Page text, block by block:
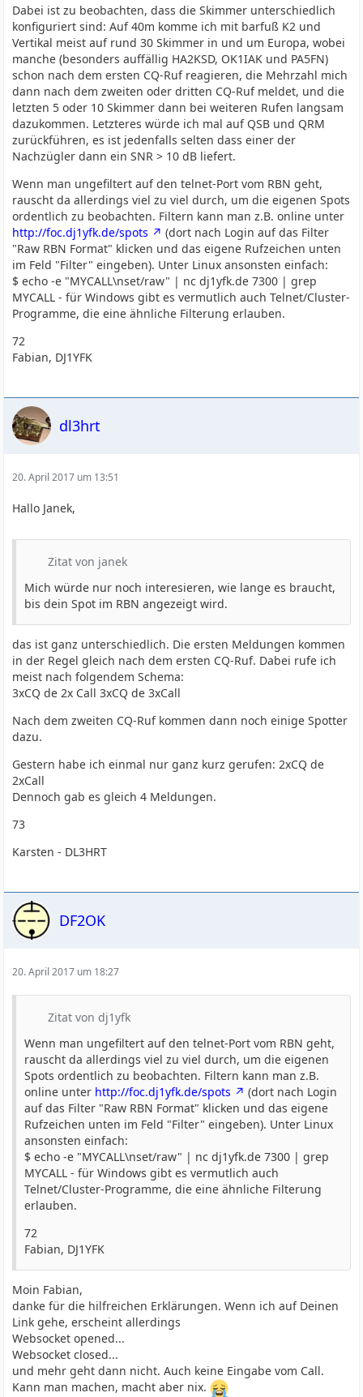
Dabei ist zu beobachten, dass die Skimmer unterschiedlich
konfiguriert sind: Auf 40m komme ich mit barfuß K2 und
Vertikal meist auf rund 30 Skimmer in und um Europa, wobei
manche (besonders auffällig HA2KSD, OK1IAK und PA5FN)
schon nach dem ersten CQ-Ruf reagieren, die Mehrzahl mich
dann nach dem zweiten oder dritten CQ-Ruf meldet, und die
letzten 5 oder 10 Skimmer dann bei weiteren Rufen langsam
dazukommen. Letzteres würde ich mal auf QSB und QRM
zurückführen, es ist jedenfalls selten dass einer der
Nachzügler dann ein SNR > 10 dB liefert.
Wenn man ungefiltert auf den telnet-Port vom RBN geht,
rauscht da allerdings viel zu viel durch, um die eigenen Spots
ordentlich zu beobachten. Filtern kann man z.B. online unter
http://foc.dj1yfk.de/spots
(dort nach Login auf das Filter
"Raw RBN Format" klicken und das eigene Rufzeichen unten
im Feld "Filter" eingeben). Unter Linux ansonsten einfach:
$ echo -e "MYCALL\nset/raw" | nc dj1yfk.de 7300 | grep
MYCALL - für Windows gibt es vermutlich auch Telnet/Cluster-
Programme, die eine ähnliche Filterung erlauben.
72
Fabian, DJ1YFK
dl3hrt
20. April 2017 um 13:51
Hallo Janek,
Zitat von janek
Mich würde nur noch interesieren, wie lange es braucht,
bis dein Spot im RBN angezeigt wird.
das ist ganz unterschiedlich. Die ersten Meldungen kommen
in der Regel gleich nach dem ersten CQ-Ruf. Dabei rufe ich
meist nach folgendem Schema:
3xCQ de 2x Call 3xCQ de 3xCall
Nach dem zweiten CQ-Ruf kommen dann noch einige Spotter
dazu.
Gestern habe ich einmal nur ganz kurz gerufen: 2xCQ de
2xCall
Dennoch gab es gleich 4 Meldungen.
73
Karsten - DL3HRT
DF2OK
20. April 2017 um 18:27
Zitat von dj1yfk
Wenn man ungefiltert auf den telnet-Port vom RBN geht,
rauscht da allerdings viel zu viel durch, um die eigenen
Spots ordentlich zu beobachten. Filtern kann man z.B.
online unter http://foc.dj1yfk.de/spots
(dort nach Login
auf das Filter "Raw RBN Format" klicken und das eigene
Rufzeichen unten im Feld "Filter" eingeben). Unter Linux
ansonsten einfach:
$ echo -e "MYCALL\nset/raw" | nc dj1yfk.de 7300 | grep
MYCALL - für Windows gibt es vermutlich auch
Telnet/Cluster-Programme, die eine ähnliche Filterung
erlauben.
72
Fabian, DJ1YFK
Moin Fabian,
danke für die hilfreichen Erklärungen. Wenn ich auf Deinen
Link gehe, erscheint allerdings
Websocket opened...
Websocket closed...
und mehr geht dann nicht. Auch keine Eingabe vom Call.
Kann man machen, macht aber nix.